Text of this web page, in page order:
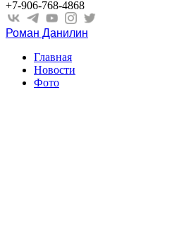
+7-906-768-4868
Роман Данилин
Главная
Новости
Фото